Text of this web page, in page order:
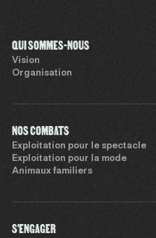
QUI SOMMES-NOUS
Vision
Organisation
NOS COMBATS
Exploitation pour le spectacle
Exploitation pour la mode
Animaux familiers
S'ENGAGER